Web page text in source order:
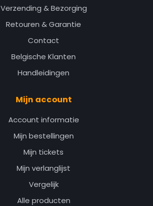
Verzending & Bezorging
Retouren & Garantie
Contact
Belgische Klanten
Handleidingen
Mijn account
Account informatie
Mijn bestellingen
Mijn tickets
Mijn verlanglijst
Vergelijk
Alle producten